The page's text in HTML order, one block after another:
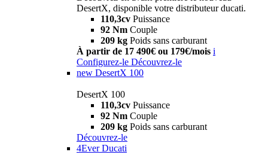
DesertX, disponible votre distributeur ducati.
110,3cv Puissance
92 Nm Couple
209 kg Poids sans carburant
À partir de 17 490€ ou 179€/mois i
Configurez-le Découvrez-le
new DesertX 100
DesertX 100
110,3cv Puissance
92 Nm Couple
209 kg Poids sans carburant
Découvrez-le
4Ever Ducati